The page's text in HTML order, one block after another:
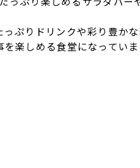
ぷりドリンクや彩り豊かな
楽しめる食堂になっていま